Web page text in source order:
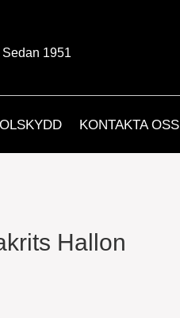
Sedan 1951
KONTAKTA OSS
Hallon